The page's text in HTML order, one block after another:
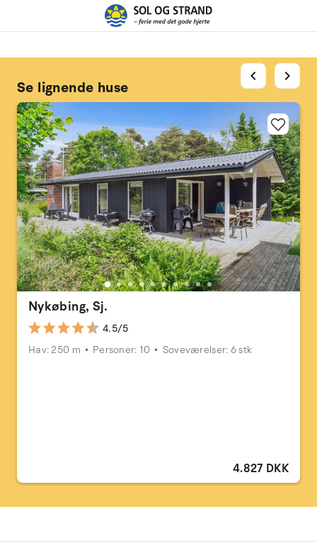
Se lignende huse
Nykøbing, Sj.
4.5/5
Hav: 250 m
Personer: 10 Soveværelser: 6 stk
4.827 DKK
chevron_left chevron_right